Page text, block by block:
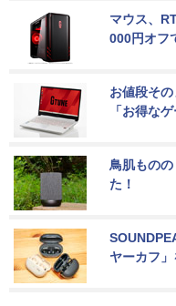
マウス、
000円オフ
お値段そ
「お得な
鳥肌もの
た！
ヤーカフ